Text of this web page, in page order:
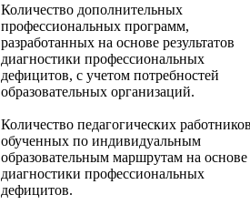
Количество дополнительных
профессиональных программ,
разработанных на основе результатов
диагностики профессиональных
дефицитов, с учетом потребностей
образовательных организаций.
Количество педагогических
обученных по индивидуальным
образовательным маршрутам на основе
диагностики профессиональных
дефицитов.